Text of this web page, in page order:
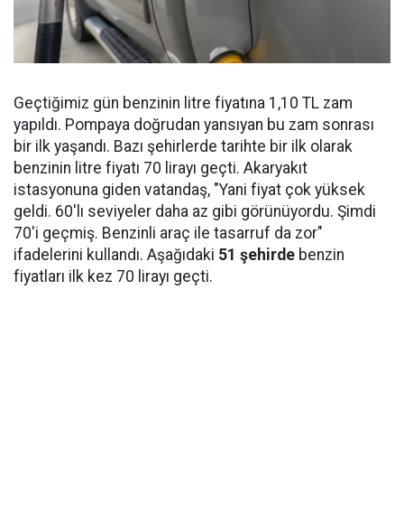
Geçtiğimiz gün benzinin litre fiyatına 1,10 TL zam
yapıldı. Pompaya doğrudan yansıyan bu zam sonrası
bir ilk yaşandı. Bazı şehirlerde tarihte bir ilk olarak
benzinin litre fiyatı 70 lirayı geçti. Akaryakıt
istasyonuna giden vatandaş, "Yani fiyat çok yüksek
geldi. 60'lı seviyeler daha az gibi görünüyordu. Şimdi
70'i geçmiş. Benzinli araç ile tasarruf da zor"
ifadelerini kullandı. Aşağıdaki 51 şehirde benzin
fiyatları ilk kez 70 lirayı geçti.